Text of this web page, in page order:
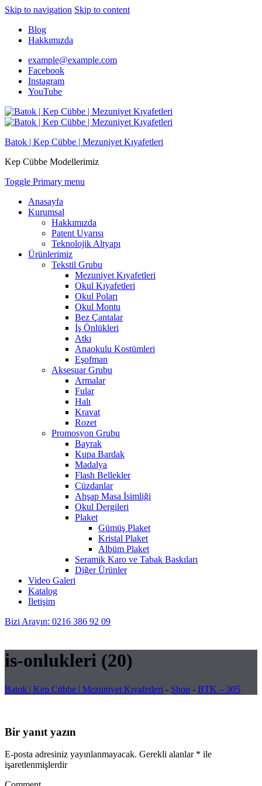
Skip to navigation Skip to content
Blog
Hakkımızda
example@example.com
Facebook
Instagram
YouTube
Batok | Kep Cübbe | Mezuniyet Kıyafetleri
Kep Cübbe Modellerimiz
Toggle Primary menu
Anasayfa
Kurumsal
Hakkımızda
Patent Uyarısı
Teknolojik Altyapı
Ürünlerimiz
Tekstil Grubu
Mezuniyet Kıyafetleri
Okul Kıyafetleri
Okul Poları
Okul Montu
Bez Çantalar
İş Önlükleri
Atkı
Anaokulu Kostümleri
Eşofman
Aksesuar Grubu
Armalar
Fular
Halı
Kravat
Rozet
Promosyon Grubu
Bayrak
Kupa Bardak
Madalya
Flash Bellekler
Cüzdanlar
Ahşap Masa İsimliği
Okul Dergileri
Plaket
Gümüş Plaket
Kristal Plaket
Albüm Plaket
Seramik Karo ve Tabak Baskıları
Diğer Ürünler
Video Galeri
Katalog
İletişim
Bizi Arayın: 0216 386 92 09
is-onlukleri (20)
Batok | Kep Cübbe | Mezuniyet Kıyafetleri - Shop - BTK – 305
Bir yanıt yazın
E-posta adresiniz yayınlanmayacak. Gerekli alanlar * ile
işaretlenmişlerdir